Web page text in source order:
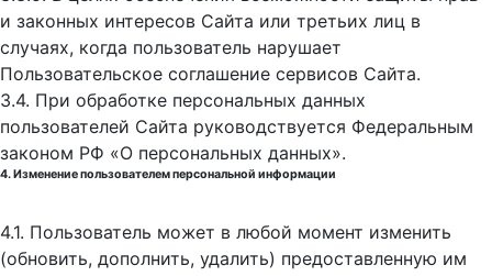
и законных интересов Сайта или третьих лиц в
случаях, когда пользователь нарушает
Пользовательское соглашение сервисов Сайта.
3.4. При обработке персональных данных
пользователей Сайта руководствуется Федеральным
законом РФ «О персональных данных».
4. Изменение пользователем персональной информации
4.1. Пользователь может в любой момент изменить
(обновить, дополнить, удалить) предоставленную им